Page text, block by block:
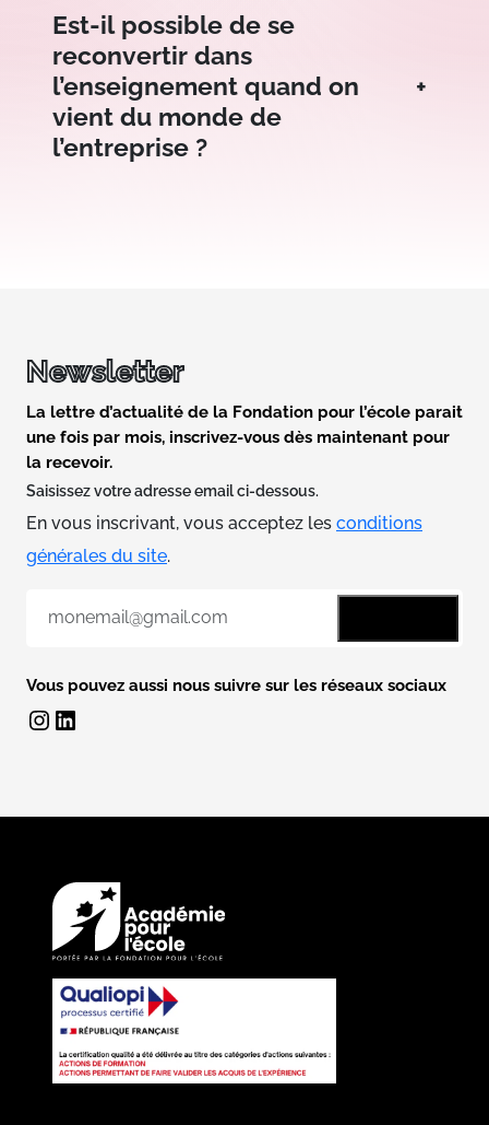
Est-il possible de se
reconvertir dans
l’enseignement quand on
vient du monde de
l’entreprise ?
+
Newsletter
La lettre d’actualité de la Fondation pour l’école parait
une fois par mois, inscrivez-vous dès maintenant pour
la recevoir.
Saisissez votre adresse email ci-dessous.
En vous inscrivant, vous acceptez les conditions
générales du site.
a
Vous pouvez aussi nous suivre sur les réseaux sociaux
Instagram LinkedIn